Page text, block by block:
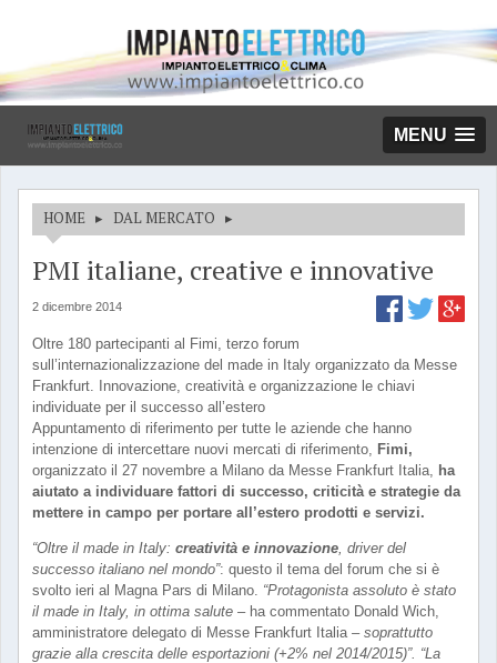
MENU
HOME ▸ DAL MERCATO ▸
PMI italiane, creative e innovative
2 dicembre 2014
Oltre 180 partecipanti al Fimi, terzo forum
sull’internazionalizzazione del made in Italy organizzato da Messe
Frankfurt. Innovazione, creatività e organizzazione le chiavi
individuate per il successo all’estero
Appuntamento di riferimento per tutte le aziende che hanno
intenzione di intercettare nuovi mercati di riferimento, Fimi,
organizzato il 27 novembre a Milano da Messe Frankfurt Italia, ha
aiutato a individuare fattori di successo, criticità e strategie da
mettere in campo per portare all’estero prodotti e servizi.
“Oltre il made in Italy: creatività e innovazione, driver del
successo italiano nel mondo”: questo il tema del forum che si è
svolto ieri al Magna Pars di Milano. “Protagonista assoluto è stato
il made in Italy, in ottima salute – ha commentato Donald Wich,
amministratore delegato di Messe Frankfurt Italia– soprattutto
grazie alla crescita delle esportazioni (+2% nel 2014/2015)”. “La